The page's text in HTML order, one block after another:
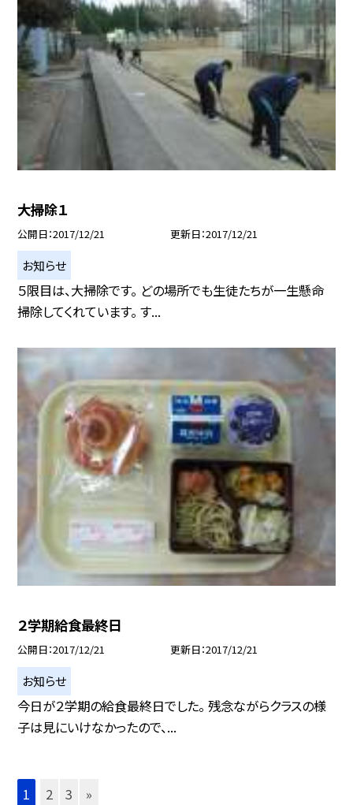
大掃除１
公開日 2017/12/21 更新日 2017/12/21
お知らせ
５限目は、大掃除です。 どの場所でも生徒たちが一生懸命
掃除してくれています。 す...
２学期給食最終日
公開日 2017/12/21 更新日 2017/12/21
お知らせ
今日が２学期の給食最終日でした。 残念ながらクラスの様
子は見にいけなかったので、...
1 2 3 »